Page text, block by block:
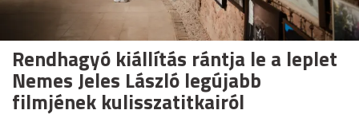
Rendhagyó kiállítás rántja le a leplet
Nemes Jeles László legújabb
filmjének kulisszatitkairól